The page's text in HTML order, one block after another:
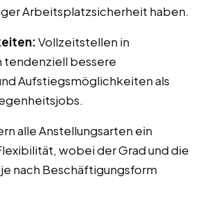
Arbeitsplatzsicherheit haben.
Vollzeitstellen in
bessere
Aufstiegsmöglichkeiten als
alle Anstellungsarten ein
wobei der Grad und die
nach Beschäftigungsform